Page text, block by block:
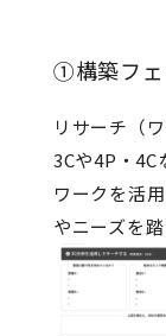
①構築フェ
リサーチ（
3Cや4P・4C
ワークを活
やニーズを